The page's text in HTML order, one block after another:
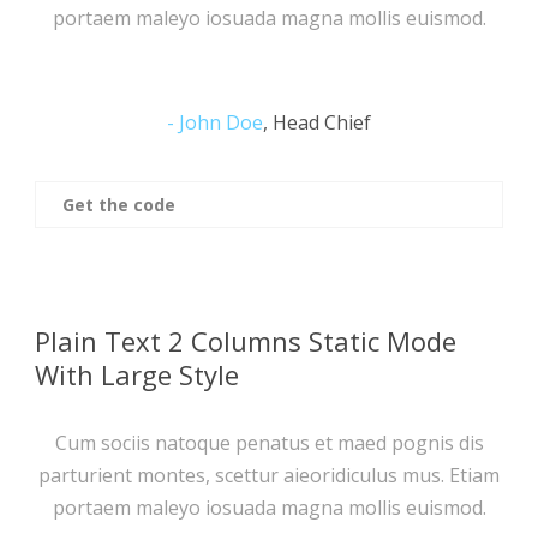
portaem maleyo iosuada magna mollis euismod.
John Doe, Head Chief
Get the code
Plain Text 2 Columns Static Mode
With Large Style
Cum sociis natoque penatus et maed pognis dis
parturient montes, scettur aieoridiculus mus. Etiam
portaem maleyo iosuada magna mollis euismod.